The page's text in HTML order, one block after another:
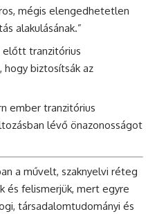
mégis elengedhetetlen
alakulásának.”
előtt tranzitórius
biztosítsák az
ember tranzitórius
lévő önazonosságot
a művelt, szaknyelvi réteg
és felismerjük, mert egyre
társadalomtudományi és